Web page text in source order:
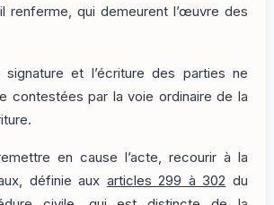
renferme, qui demeurent l’œuvre des
et l’écriture des parties ne
contestées par la voie ordinaire de la
en cause l’acte, recourir à la
définie aux articles 299 à 302 du